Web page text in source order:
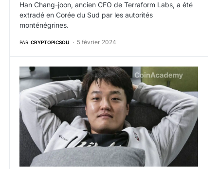
Han Chang-joon, ancien CFO de Terraform Labs, a été
extradé en Corée du Sud par les autorités
monténégrines.
PAR CRYPTOPICSOU 5 février 2024
Terra / LUNA : La SEC accepte le report du procès